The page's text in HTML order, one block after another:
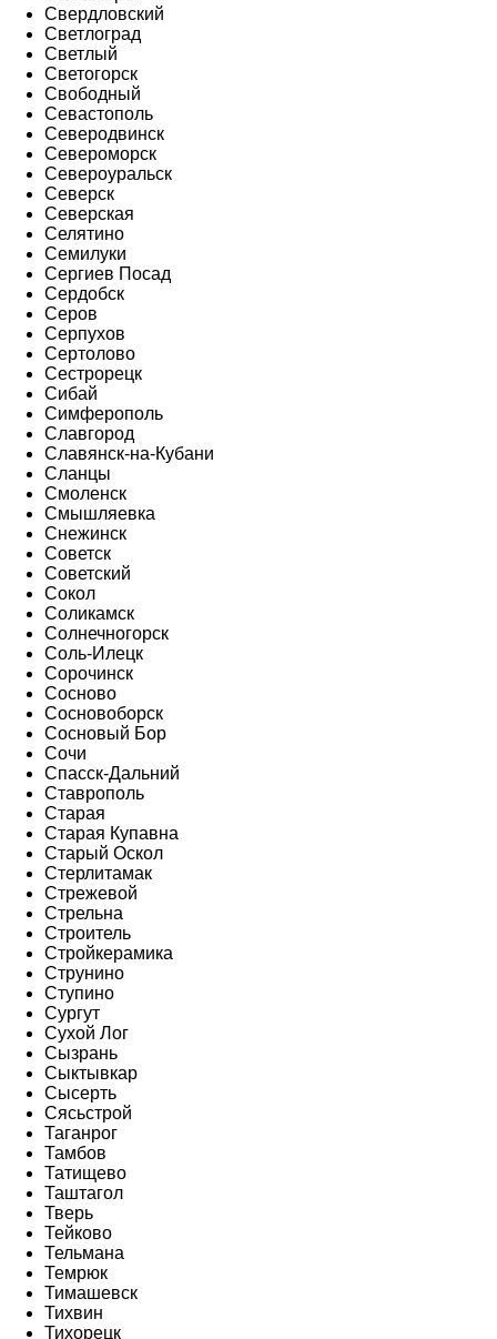
Свердловский
Светлоград
Светлый
Светогорск
Свободный
Севастополь
Северодвинск
Североморск
Североуральск
Северск
Северская
Селятино
Семилуки
Сергиев Посад
Сердобск
Серов
Серпухов
Сертолово
Сестрорецк
Сибай
Симферополь
Славгород
Славянск-на-Кубани
Сланцы
Смоленск
Смышляевка
Снежинск
Советск
Советский
Сокол
Соликамск
Солнечногорск
Соль-Илецк
Сорочинск
Сосново
Сосновоборск
Сосновый Бор
Сочи
Спасск-Дальний
Ставрополь
Старая
Старая Купавна
Старый Оскол
Стерлитамак
Стрежевой
Стрельна
Строитель
Стройкерамика
Струнино
Ступино
Сургут
Сухой Лог
Сызрань
Сыктывкар
Сысерть
Сясьстрой
Таганрог
Тамбов
Татищево
Таштагол
Тверь
Тейково
Тельмана
Темрюк
Тимашевск
Тихвин
Тихорецк